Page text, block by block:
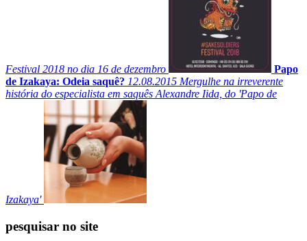
Festival 2018 no dia 16 de dezembro
Papo
de Izakaya: Odeia saquê? 12.08.2015 Mergulhe na irreverente
história do especialista em saquês Alexandre Iida, do 'Papo de
Izakaya'
pesquisar no site